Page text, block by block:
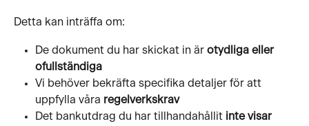
Detta kan inträffa om:
De dokument du har skickat in är otydliga eller
ofullständiga
Vi behöver bekräfta specifika detaljer för att
uppfylla våra regelverkskrav
Det bankutdrag du har tillhandahållit inte visar